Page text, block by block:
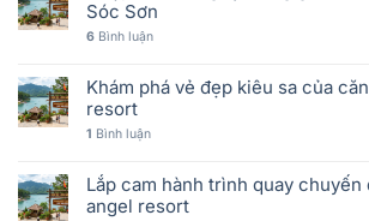
Sóc Sơn
6 Bình luận
Khám phá vẻ đẹp kiêu sa của
resort
1 Bình luận
Lắp cam hành trình quay
angel resort